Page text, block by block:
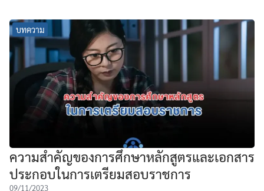
บทความ
ความสำคัญของการศึกษาหลักสูตรและเอกสาร
ประกอบในการเตรียมสอบราชการ
09/11/2023